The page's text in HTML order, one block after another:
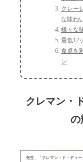
クレー
な味わ
様々な
最低12
食卓を
ン
クレマン・
の
先生、「クレマン・ド・ディ